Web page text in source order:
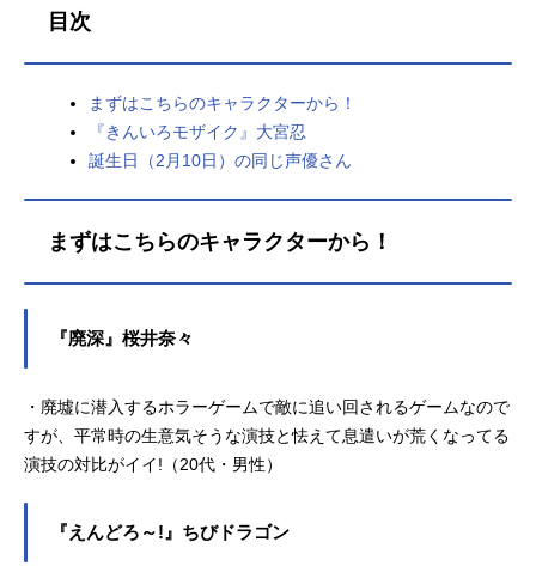
目次
まずはこちらのキャラクターから！
『きんいろモザイク』大宮忍
誕生日（2月10日）の同じ声優さん
まずはこちらのキャラクターから！
『廃深』桜井奈々
・廃墟に潜入するホラーゲームで敵に追い回されるゲームなので
すが、平常時の生意気そうな演技と怯えて息遣いが荒くなってる
演技の対比がイイ!（20代・男性）
『えんどろ～!』ちびドラゴン